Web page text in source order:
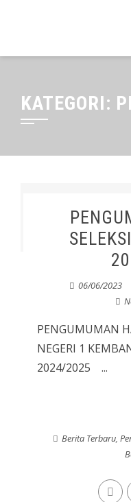
KATEGORI:
06/06/2023
PENGUMUMAN
NEGERI 1
2024/2025 ...
Berita Terbaru,